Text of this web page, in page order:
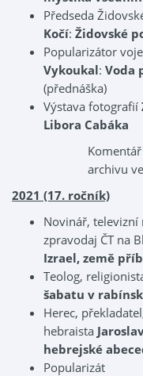
Předseda
Kočí: Židovské
Popularizátor
Vykoukal: Voda
(přednáška)
Výstava fotografií
Libora Cabáka
archivu
2021 (17. ročník)
Novinář,
zpravodaj ČT na
Izrael, země
Teolog,
šabatu v
Herec,
hebraista
hebrejské
Popularizát